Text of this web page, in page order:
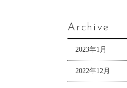
Archive
2023年1月
2022年12月